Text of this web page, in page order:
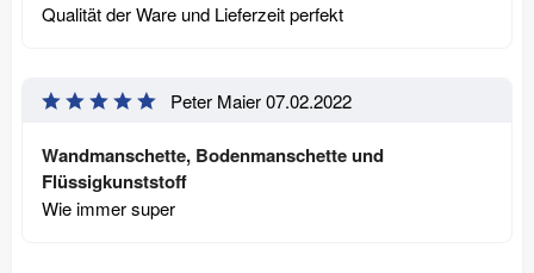
Qualität der Ware und Lieferzeit perfekt
Peter Maier07.02.2022
Wandmanschette, Bodenmanschette und
Flüssigkunststoff
Wie immer super